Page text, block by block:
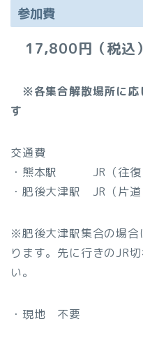
参加費
17,800円 （税込）
※各集合解散場所に応
す
交通費
・熊本駅 JR（往復
・肥後大津駅 JR（片
※肥後大津駅集合の場合
ります。先に行きのJR
い。
・現地 不要